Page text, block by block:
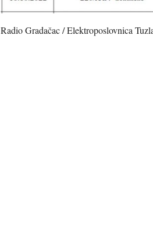
Radio Gradačac / Elektroposlovnica